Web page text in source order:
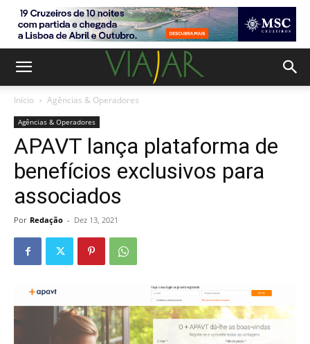
Início Agências & Operadores
Agências & Operadores
APAVT lança plataforma de
benefícios exclusivos para
associados
Por Redação - Dez 13, 2021